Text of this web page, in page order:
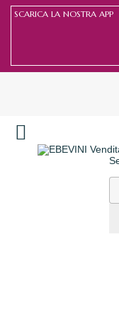
SCARICA LA NOSTRA